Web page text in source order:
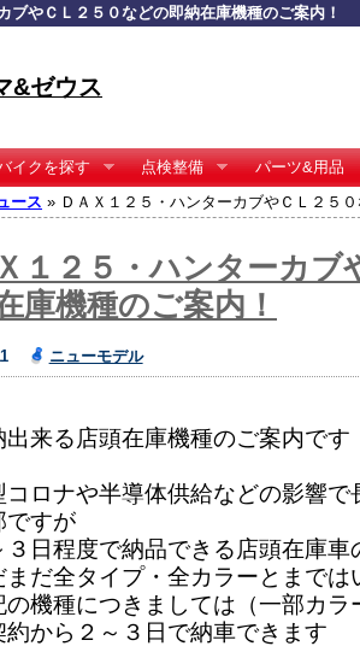
ブやＣＬ２５０などの即納在庫機種のご案内！
&ゼウス
イクを探す 点検整備
パーツ&用品
ース » ＤＡＸ１２５・ハンターカブやＣＬ２５
１２５・ハンターカブ
庫機種のご案内！
ニューモデル
出来る店頭在庫機種のご案内です
コロナや半導体供給などの影響
ですが
３日程度で納品できる店頭在庫車
まだ全タイプ・全カラーとまで
の機種につきましては（一部カラ
約から２～３日で納車できます